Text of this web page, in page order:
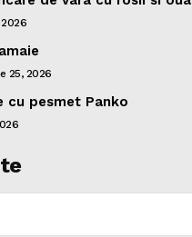
25, 2026
cu pesmet Panko